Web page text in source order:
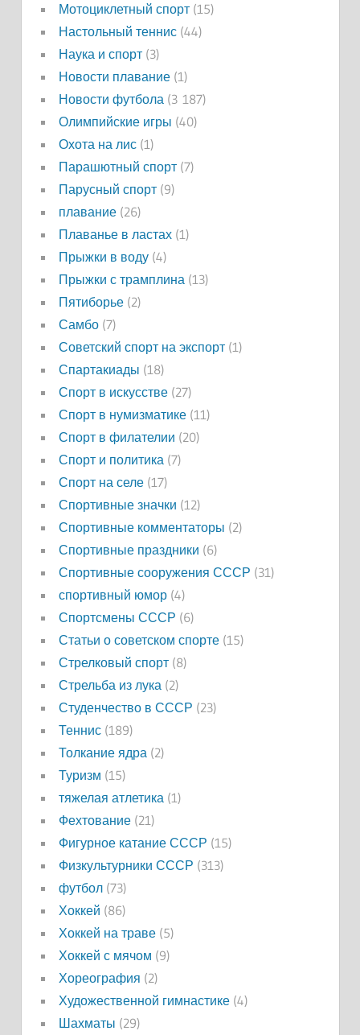
Мотоциклетный спорт(15)
Настольный теннис(44)
Наука и спорт(3)
Новости плавание(1)
Новости футбола(3 187)
Олимпийские игры (40)
Охота на лис(1)
Парашютный спорт(7)
Парусный спорт(9)
плавание(26)
Плаванье в ластах(1)
Прыжки в воду(4)
Прыжки с трамплина(13)
Пятиборье(2)
Самбо(7)
Советский спорт на экспорт(1)
Спартакиады (18)
Спорт в искусстве(27)
Спорт в нумизматике(11)
Спорт в филателии (20)
Спорт и политика(7)
Спорт на селе(17)
Спортивные значки (12)
Спортивные комментаторы (2)
Спортивные праздники (6)
Спортивные сооружения СССР (31)
спортивный юмор(4)
Спортсмены СССР (6)
Статьи о советском спорте(15)
Стрелковый спорт(8)
Стрельба из лука(2)
Студенчество в СССР (23)
Теннис(189)
Толкание ядра(2)
Туризм (15)
тяжелая атлетика(1)
Фехтование(21)
Фигурное катание СССР (15)
Физкультурники СССР (313)
футбол(73)
Хоккей (86)
Хоккей на траве(5)
Хоккей с мячом (9)
Хореография (2)
Художественной гимнастике(4)
Шахматы (29)